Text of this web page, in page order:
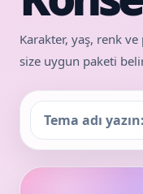
Karakter, yaş, renk
size uygun paketi
Konsept ara